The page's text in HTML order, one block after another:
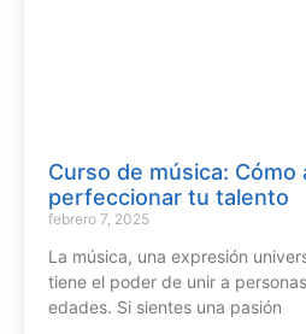
Curso de música: Cómo
perfeccionar tu talento
febrero 7, 2025
La música, una expresión
tiene el poder de unir a
edades. Si sientes una pasión